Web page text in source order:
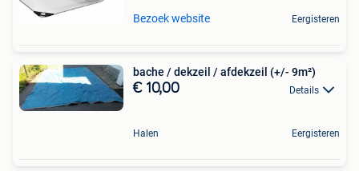
Bezoek website Eergisteren
bache / dekzeil / afdekzeil (+/- 9m²)
€ 10,00 Details
Halen Eergisteren